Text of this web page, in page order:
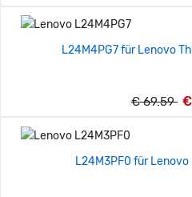
L24M4PG7 für Lenovo
€ 69.59
L24M3PF0 für Lenovo